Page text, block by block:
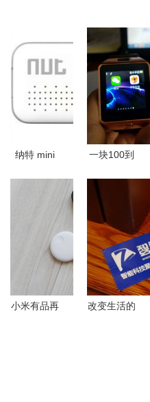
纳特 mini
低报价分析
一块100到
表 多功能
防丢神器，
真香还是智
商税？
小米有品再
改变生活的